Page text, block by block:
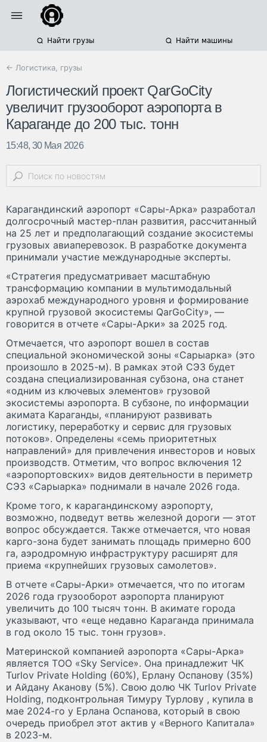
Найти грузы Найти машины
← Логистика, грузы
Логистический проект QarGoCity
увеличит грузооборот аэропорта в
Караганде до 200 тыс. тонн
15:48, 30 Мая 2026
Карагандинский аэропорт «Сары-Арка» разработал
долгосрочный мастер-план развития, рассчитанный
на 25 лет и предполагающий создание экосистемы
грузовых авиаперевозок. В разработке документа
принимали участие международные эксперты.
«Стратегия предусматривает масштабную
трансформацию компании в мультимодальный
аэрохаб международного уровня и формирование
крупной грузовой экосистемы QarGoCity», —
говорится в отчете «Сары-Арки» за 2025 год.
Отмечается, что аэропорт вошел в состав
специальной экономической зоны «Сарыарка» (это
произошло в 2025-м). В рамках этой СЭЗ будет
создана специализированная субзона, она станет
«одним из ключевых элементов» грузовой
экосистемы аэропорта. В субзоне, по информации
акимата Караганды, «планируют развивать
логистику, переработку и сервис для грузовых
потоков». Определены «семь приоритетных
направлений» для привлечения инвесторов и новых
производств. Отметим, что вопрос включения 12
«аэропортовских» видов деятельности в периметр
СЭЗ «Сарыарка» поднимали в начале 2026 года.
Кроме того, к карагандинскому аэропорту,
возможно, подведут ветвь железной дороги — этот
вопрос обсуждается. Также отмечается, что новая
карго-зона будет занимать площадь примерно 600
га, аэродромную инфраструктуру расширят для
приема «крупнейших грузовых самолетов».
В отчете «Сары-Арки» отмечается, что по итогам
2026 года грузооборот аэропорта планируют
увеличить до 100 тысяч тонн. В акимате города
указывают, что «еще недавно Караганда принимала
в год около 15 тыс. тонн грузов».
Материнской компанией аэропорта «Сары-Арка»
является ТОО «Sky Service». Она принадлежит ЧК
Turlov Private Holding (60%), Ерлану Оспанову (35%)
и Айдану Аканову (5%). Свою долю ЧК Turlov Private
Holding, подконтрольная Тимуру Турлову , купила в
мае 2024-го у Ерлана Оспанова, который в свою
очередь приобрел этот актив у «Верного Капитала»
в 2023-м.